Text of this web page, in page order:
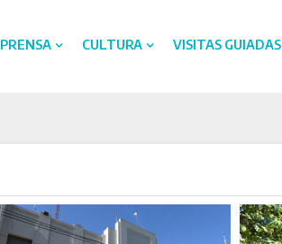
PRENSA CULTURA VISITAS GUIADAS